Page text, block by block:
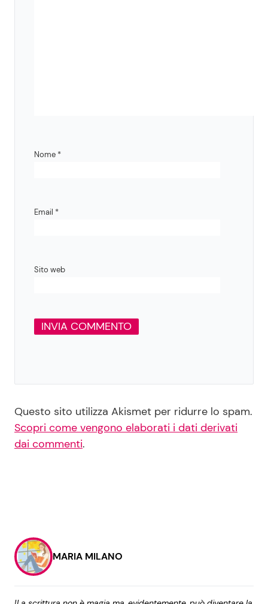
Nome *
Email *
Sito web
Questo sito utilizza Akismet per ridurre lo spam.
Scopri come vengono elaborati i dati derivati
dai commenti.
MARIA MILANO